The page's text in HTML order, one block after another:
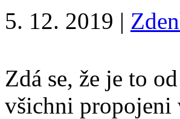
5. 12. 2019 |
Zdá se, že je to
všichni propojeni